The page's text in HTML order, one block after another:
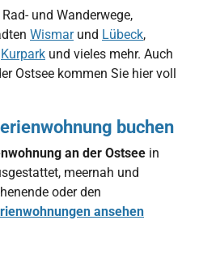
und Wanderwege,
Wismarund Lübeck,
Kurpark und vieles mehr. Auch
Ostsee kommen Sie hier voll
buchen
an der Ostsee in
meernah und
oder den
ansehen